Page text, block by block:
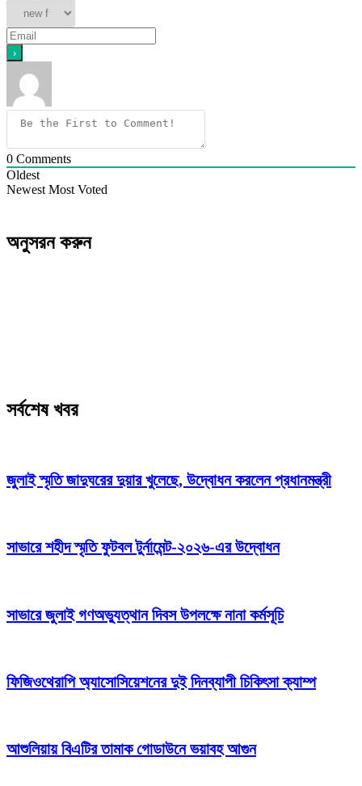
0 Comments
Oldest
Newest Most Voted
অনুসরন করুন
সর্বশেষ খবর
জুলাই স্মৃতি জাদুঘরের দুয়ার খুলেছে, উদ্বোধন করলেন প্রধানমন্ত্রী
সাভারে শহীদ স্মৃতি ফুটবল টুর্নামেন্ট-২০২৬-এর উদ্বোধন
সাভারে জুলাই গণঅভ্যুত্থান দিবস উপলক্ষে নানা কর্মসূচি
ফিজিওথেরাপি অ্যাসোসিয়েশনের দুই দিনব্যাপী চিকিৎসা ক্যাম্প
আশুলিয়ায় বিএটির তামাক গোডাউনে ভয়াবহ আগুন